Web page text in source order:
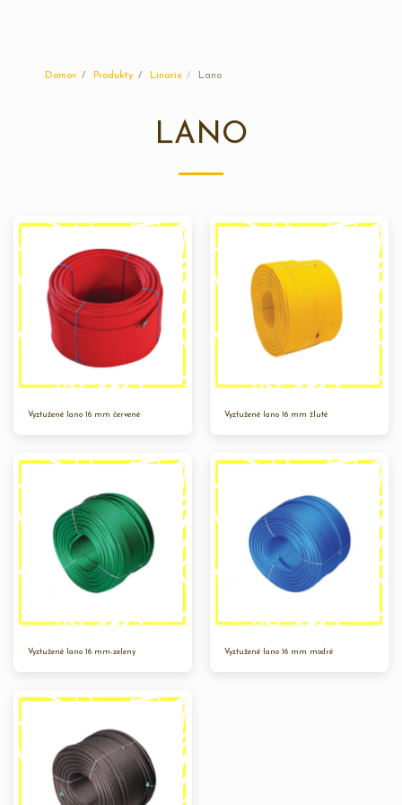
Domov Produkty Linarie Lano
LANO
Vyztužené lano 16 mm červené Vyztužené lano 16 mm žluté
Vyztužené lano 16 mm-zelený Vyztužené lano 16 mm modré